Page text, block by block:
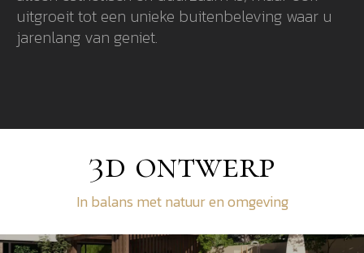
uitgroeit tot een unieke buitenbeleving waar u
jarenlang van geniet.
3d ontwerp
In balans met natuur en omgeving